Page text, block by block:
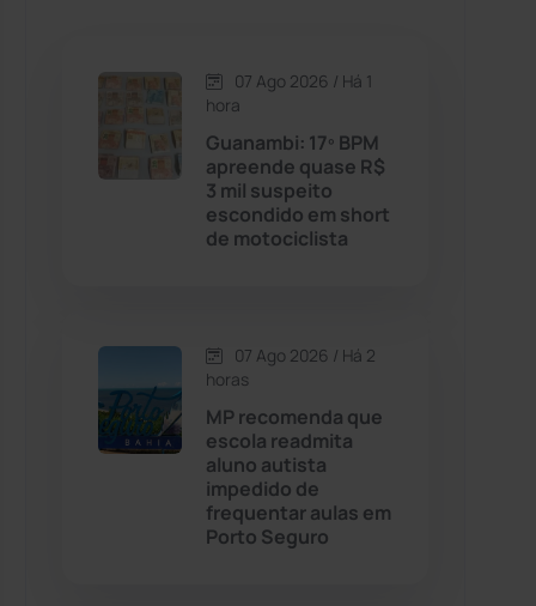
Caetité (1504)
Candiba (157)
Cândido Sales (121)
Caturama
Chapada Diamantina
07 Ago 2026 / Há 1
hora
Guanambi: 17º BPM
apreende quase R$
3 mil suspeito
escondido em short
de motociclista
07 Ago 2026 / Há 2
horas
MP recomenda que
escola readmita
aluno autista
impedido de
frequentar aulas em
Porto Seguro